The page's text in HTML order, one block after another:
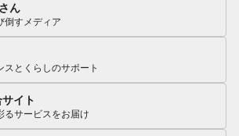
ん
倒すメディア
スとくらしのサポート
イト
るサービスをお届け